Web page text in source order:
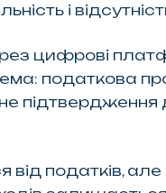
і
цифрові
податкова
податків,